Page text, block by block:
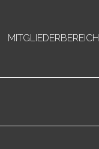
MITGLIEDERBEREICH